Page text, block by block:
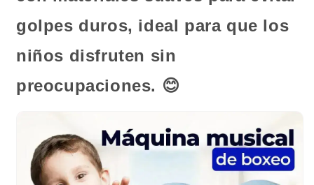
golpes duros, ideal para que los
niños disfruten sin
preocupaciones. 😊